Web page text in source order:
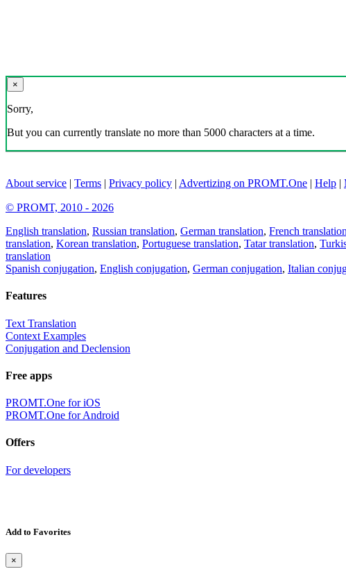
×
Sorry,
But you can currently translate no more than 5000 characters at a time.
About service | Terms | Privacy policy | Advertizing on PROMT.One | Help |
© PROMT, 2010 - 2026
English translation, Russian translation, German translation, French translation
translation, Korean translation, Portuguese translation, Tatar translation,
translation
Spanish conjugation, English conjugation, German conjugation, Italian
Features
Text Translation
Context Examples
Conjugation and Declension
Free apps
PROMT.One for iOS
PROMT.One for Android
Offers
For developers
Add to Favorites
×